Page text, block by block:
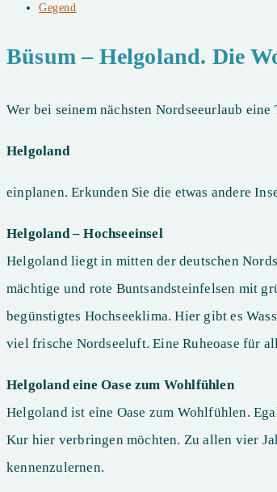
Beitrags-
Gegend
Büsum – Helgoland. Die
Wer bei seinem nächsten Nordseeurlaub
Helgoland
einplanen. Erkunden Sie die etwas andere
Helgoland – Hochseeinsel
Helgoland liegt in mitten der deutschen
mächtige und rote Buntsandsteinfelsen mit
begünstigtes Hochseeklima. Hier gibt es
viel frische Nordseeluft. Eine Ruheoase für
Helgoland eine Oase zum Wohlfühlen
Helgoland ist eine Oase zum Wohlfühlen.
Kur hier verbringen möchten. Zu allen vier
kennenzulernen.